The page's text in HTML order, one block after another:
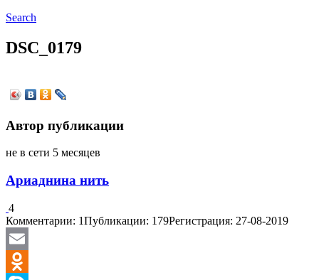
Search
DSC_0179
Автор публикации
не в сети 5 месяцев
Ариаднина нить
4
Комментарии: 1Публикации: 179Регистрация: 27-08-2019
Email